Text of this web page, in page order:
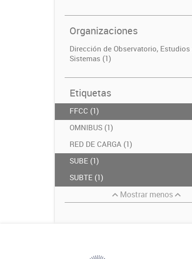
Organizaciones
Dirección de Observatorio, Estudios
Sistemas (1)
Etiquetas
FFCC (1)
OMNIBUS (1)
RED DE CARGA (1)
SUBE (1)
SUBTE (1)
Mostrar menos